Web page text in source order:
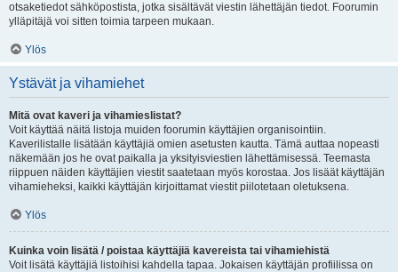
otsaketiedot sähköpostista, jotka sisältävät viestin lähettäjän tiedot. Foorumin
ylläpitäjä voi sitten toimia tarpeen mukaan.
Ylös
Ystävät ja vihamiehet
Mitä ovat kaveri ja vihamieslistat?
Voit käyttää näitä listoja muiden foorumin käyttäjien organisointiin.
Kaverilistalle lisätään käyttäjiä omien asetusten kautta. Tämä auttaa nopeasti
näkemään jos he ovat paikalla ja yksityisviestien lähettämisessä. Teemasta
riippuen näiden käyttäjien viestit saatetaan myös korostaa. Jos lisäät käyttäjän
vihamieheksi, kaikki käyttäjän kirjoittamat viestit piilotetaan oletuksena.
Ylös
Kuinka voin lisätä / poistaa käyttäjiä kavereista tai vihamiehistä
Voit lisätä käyttäjiä listoihisi kahdella tapaa. Jokaisen käyttäjän profiilissa on